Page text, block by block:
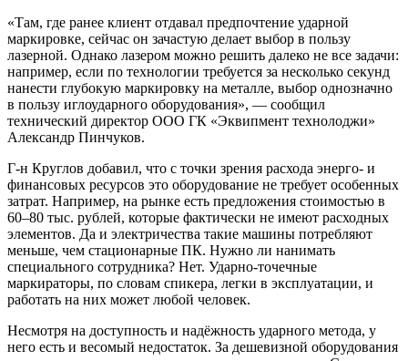
«Там, где ранее клиент отдавал предпочтение ударной
маркировке, сейчас он зачастую делает выбор в пользу
лазерной. Однако лазером можно решить далеко не все задачи:
например, если по технологии требуется за несколько секунд
нанести глубокую маркировку на металле, выбор однозначно
в пользу иглоударного оборудования», — сообщил
технический директор ООО ГК «Эквипмент технолоджи»
Александр Пинчуков.
Г-н Круглов добавил, что с точки зрения расхода энерго- и
финансовых ресурсов это оборудование не требует особенных
затрат. Например, на рынке есть предложения стоимостью в
60–80 тыс. рублей, которые фактически не имеют расходных
элементов. Да и электричества такие машины потребляют
меньше, чем стационарные ПК. Нужно ли нанимать
специального сотрудника? Нет. Ударно-точечные
маркираторы, по словам спикера, легки в эксплуатации, и
работать на них может любой человек.
Несмотря на доступность и надёжность ударного метода, у
него есть и весомый недостаток. За дешевизной оборудования